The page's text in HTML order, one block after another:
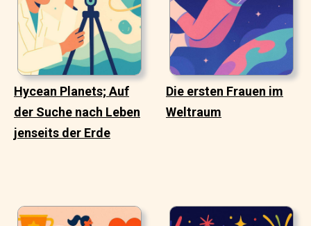
Hycean Planets; Auf
der Suche nach Leben
jenseits der Erde
Die ersten Frauen im
Weltraum